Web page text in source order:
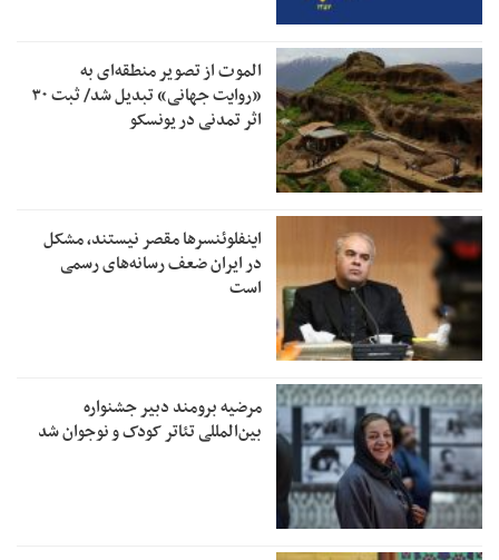
الموت از تصویر منطقه‌ای به
«روایت جهانی» تبدیل شد/ ثبت ۳۰
اثر تمدنی در یونسکو
اینفلوئنسرها مقصر نیستند، مشکل
در ایران ضعف رسانه‌های رسمی
است
مرضیه برومند دبیر جشنواره
بین‌المللی تئاتر کودک و نوجوان شد